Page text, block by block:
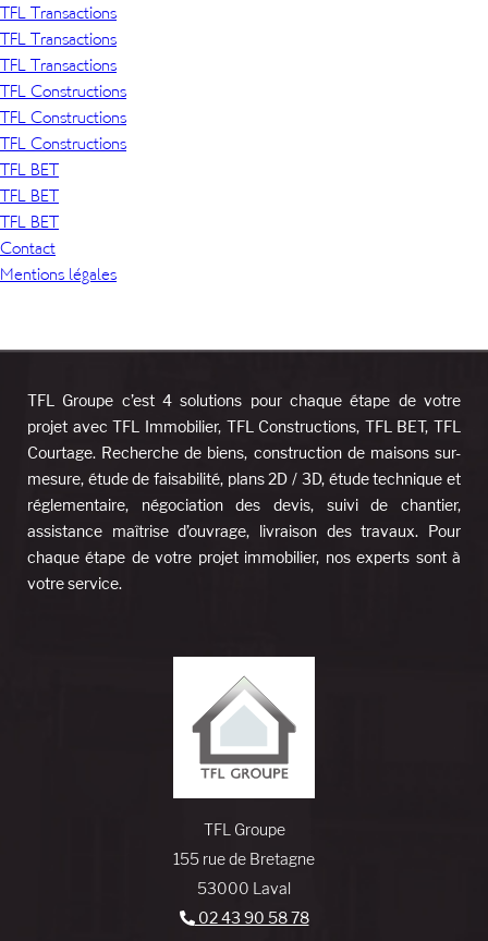
TFL Transactions
TFL Transactions
TFL Transactions
TFL Constructions
TFL Constructions
TFL Constructions
TFL BET
TFL BET
TFL BET
Contact
Mentions légales
TFL Groupe c’est 4 solutions pour chaque étape de votre
projet avec TFL Immobilier, TFL Constructions, TFL BET, TFL
Courtage. Recherche de biens, construction de maisons sur-
mesure, étude de faisabilité, plans 2D / 3D, étude technique et
réglementaire, négociation des devis, suivi de chantier,
assistance maîtrise d’ouvrage, livraison des travaux. Pour
chaque étape de votre projet immobilier, nos experts sont à
votre service.
TFL Groupe
155 rue de Bretagne
53000 Laval
02 43 90 58 78